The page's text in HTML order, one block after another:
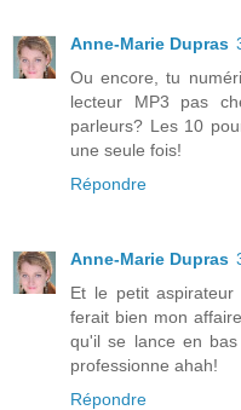
Anne-Marie Dupras
Ou encore, tu
lecteur MP3 pas
parleurs? Les 10
une seule fois!
Répondre
Anne-Marie Dupras
Et le petit
ferait bien mon
qu'il se lance en
professionne ahah!
Répondre